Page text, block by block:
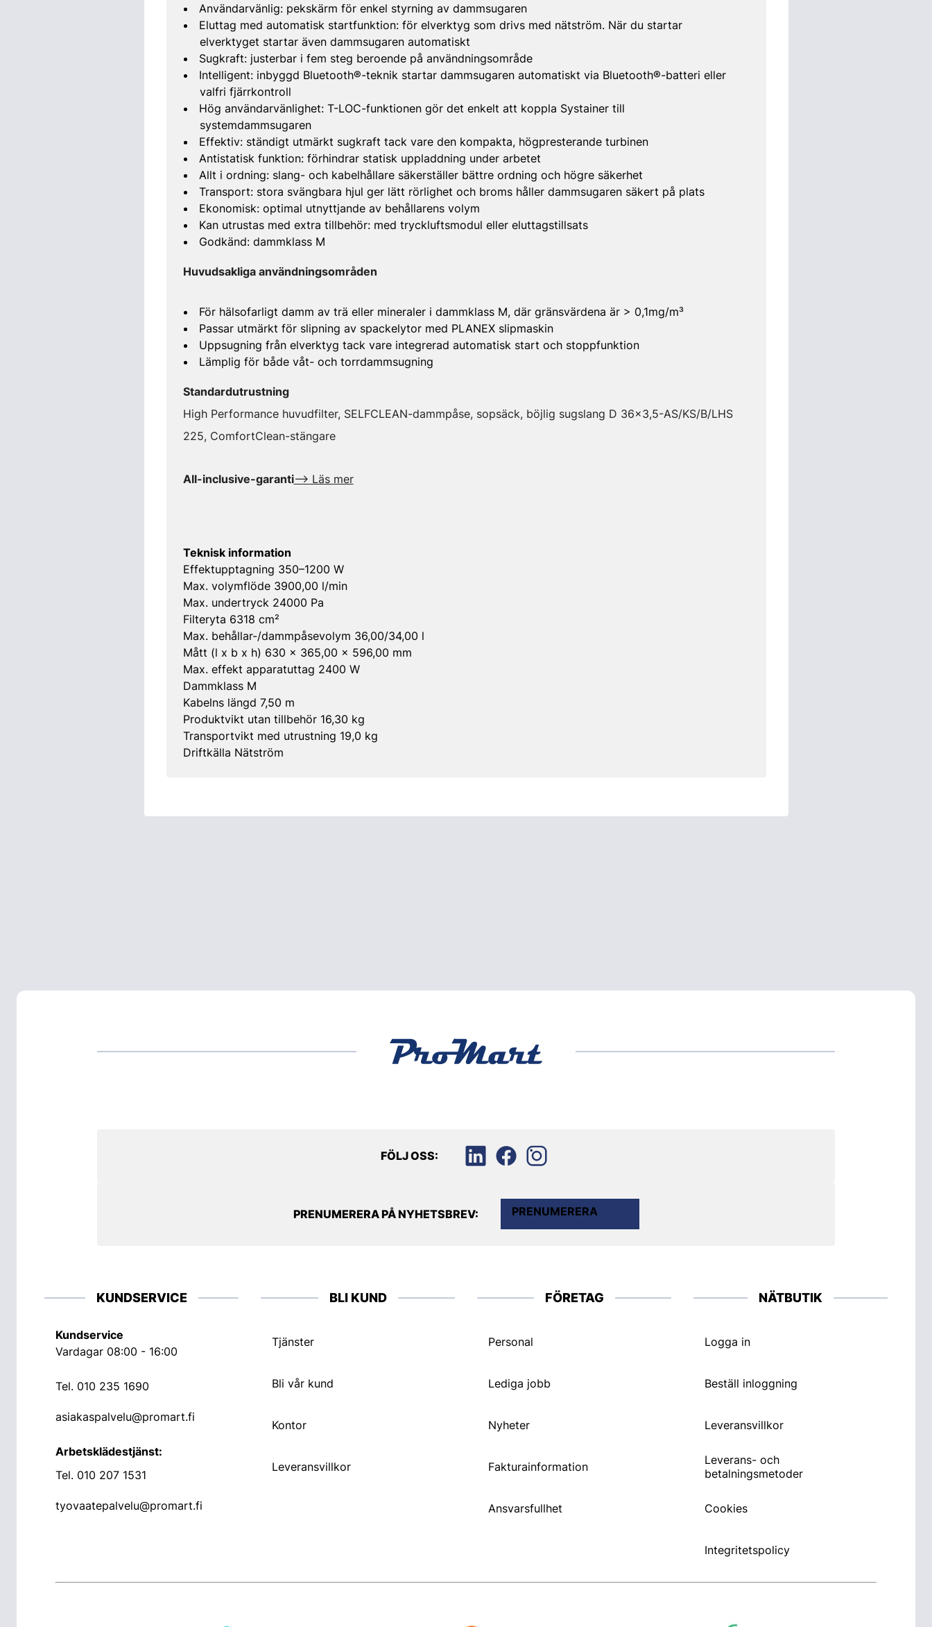
Användarvänlig: pekskärm för enkel styrning av dammsugaren
Eluttag med automatisk startfunktion: för elverktyg som drivs med nätström. När du startar
elverktyget startar även dammsugaren automatiskt
Sugkraft: justerbar i fem steg beroende på användningsområde
Intelligent: inbyggd Bluetooth®-teknik startar dammsugaren automatiskt via Bluetooth®-batteri eller
valfri fjärrkontroll
Hög användarvänlighet: T-LOC-funktionen gör det enkelt att koppla Systainer till
systemdammsugaren
Effektiv: ständigt utmärkt sugkraft tack vare den kompakta, högpresterande turbinen
Antistatisk funktion: förhindrar statisk uppladdning under arbetet
Allt i ordning: slang- och kabelhållare säkerställer bättre ordning och högre säkerhet
Transport: stora svängbara hjul ger lätt rörlighet och broms håller dammsugaren säkert på plats
Ekonomisk: optimal utnyttjande av behållarens volym
Kan utrustas med extra tillbehör: med tryckluftsmodul eller eluttagstillsats
Godkänd: dammklass M
Huvudsakliga användningsområden
För hälsofarligt damm av trä eller mineraler i dammklass M, där gränsvärdena är > 0,1mg/m³
Passar utmärkt för slipning av spackelytor med PLANEX slipmaskin
Uppsugning från elverktyg tack vare integrerad automatisk start och stoppfunktion
Lämplig för både våt- och torrdammsugning
Standardutrustning
High Performance huvudfilter, SELFCLEAN-dammpåse, sopsäck, böjlig sugslang D 36x3,5-AS/KS/B/LHS
225, ComfortClean-stängare
All-inclusive-garanti--> Läs mer
Teknisk information
Effektupptagning 350–1200 W
Max. volymflöde 3900,00 l/min
Max. undertryck 24000 Pa
Filteryta 6318 cm²
Max. behållar-/dammpåsevolym 36,00/34,00 l
Mått (l x b x h) 630 x 365,00 x 596,00 mm
Max. effekt apparatuttag 2400 W
Dammklass M
Kabelns längd 7,50 m
Produktvikt utan tillbehör 16,30 kg
Transportvikt med utrustning 19,0 kg
Driftkälla Nätström
FÖLJ OSS:
PRENUMERERA PÅ NYHETSBREV: PRENUMERERA
KUNDSERVICE
Kundservice
Vardagar 08:00 - 16:00
Tel. 010 235 1690
asiakaspalvelu@promart.fi
Arbetsklädestjänst:
Tel. 010 207 1531
tyovaatepalvelu@promart.fi
BLI KUND
Tjänster
Bli vår kund
Kontor
Leveransvillkor
FÖRETAG
Personal
Lediga jobb
Nyheter
Fakturainformation
Ansvarsfullhet
NÄTBUTIK
Logga in
Beställ inloggning
Leveransvillkor
Leverans- och
betalningsmetoder
Cookies
Integritetspolicy